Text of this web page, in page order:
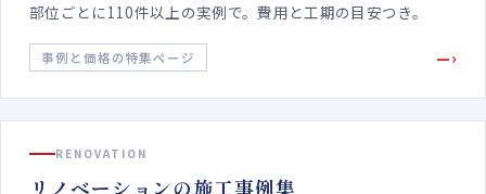
部位ごとに110件以上の実例で。費用と工期の目安つき。
事例と価格の特集ページ —›
RENOVATION
リノベーションの施工事例集